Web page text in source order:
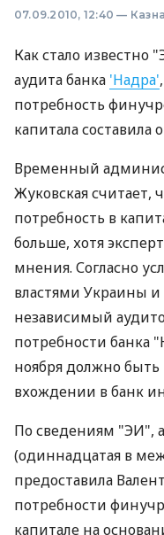
07.09.2010, 12:40 —
Как стало известно
аудита банка 'Надра'
потребность
капитала составила
Временный
Жуковская считает,
потребность в
больше, хотя
мнения. Согласно
властями Украины
независимый
потребности банка
ноября должно
вхождении в банк
По сведениям "ЭИ",
(одиннадцатая в
предоставила
потребности
капитале на